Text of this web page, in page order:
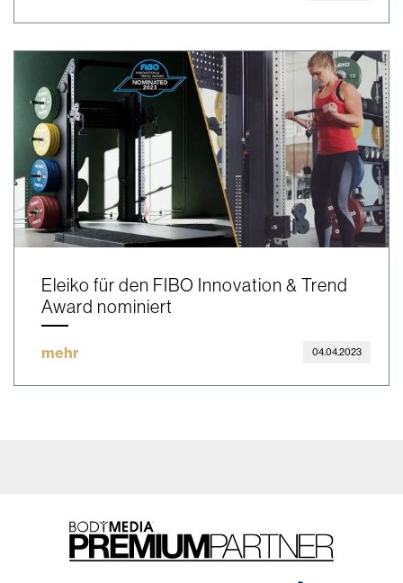
Eleiko für den FIBO Innovation & Trend
Award nominiert
mehr 04.04.2023